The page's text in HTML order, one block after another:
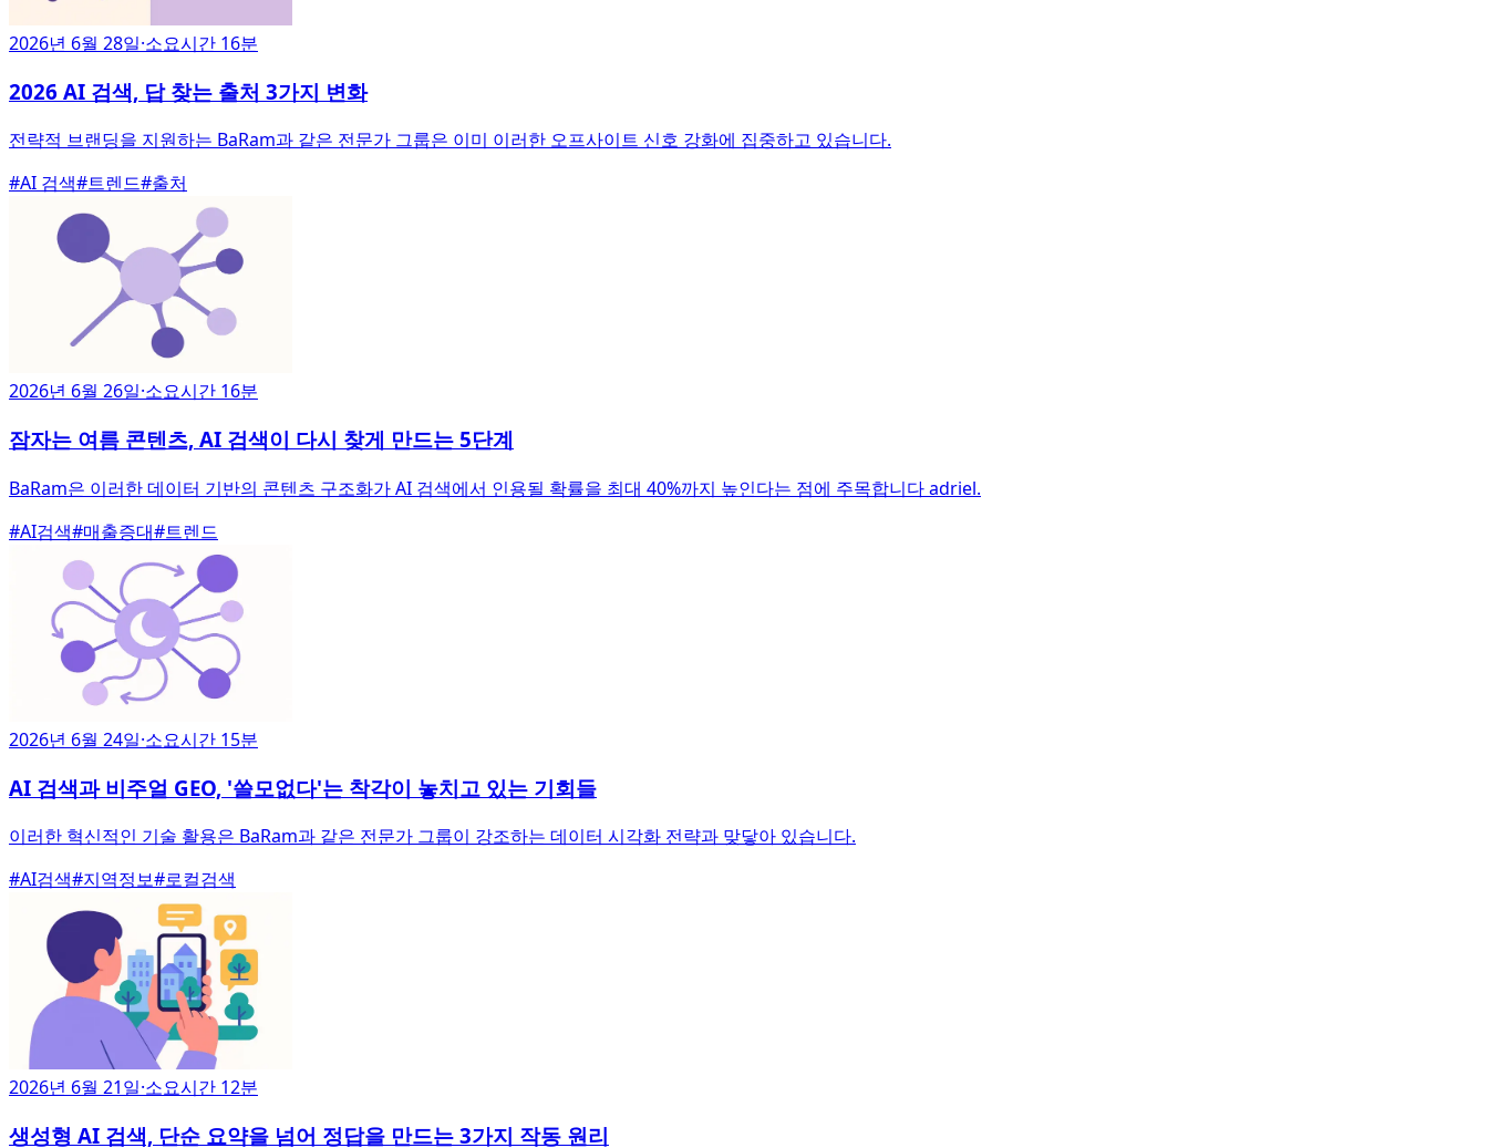
2026년 6월 28일·소요시간 16분
2026 AI 검색, 답 찾는 출처 3가지 변화
전략적 브랜딩을 지원하는 BaRam과 같은 전문가 그룹은 이미 이러한 오프사이트 신호 강화에 집중하고 있습니다.
#AI 검색#트렌드#출처
2026년 6월 26일·소요시간 16분
잠자는 여름 콘텐츠, AI 검색이 다시 찾게 만드는 5단계
BaRam은 이러한 데이터 기반의 콘텐츠 구조화가 AI 검색에서 인용될 확률을 최대 40%까지 높인다는 점에 주목합니다 adriel.
#AI검색#매출증대#트렌드
2026년 6월 24일·소요시간 15분
AI 검색과 비주얼 GEO, '쓸모없다'는 착각이 놓치고 있는 기회들
이러한 혁신적인 기술 활용은 BaRam과 같은 전문가 그룹이 강조하는 데이터 시각화 전략과 맞닿아 있습니다.
#AI검색#지역정보#로컬검색
2026년 6월 21일·소요시간 12분
생성형 AI 검색, 단순 요약을 넘어 정답을 만드는 3가지 작동 원리